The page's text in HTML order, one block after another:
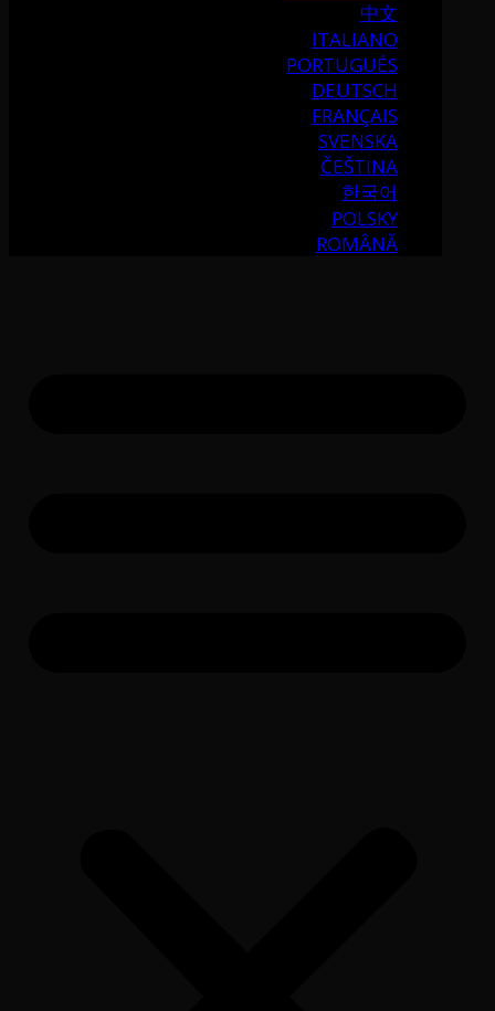
中文
ITALIANO
PORTUGUÉS
DEUTSCH
FRANÇAIS
SVENSKA
ČEŠTINA
한국어
POLSKY
ROMÂNĂ